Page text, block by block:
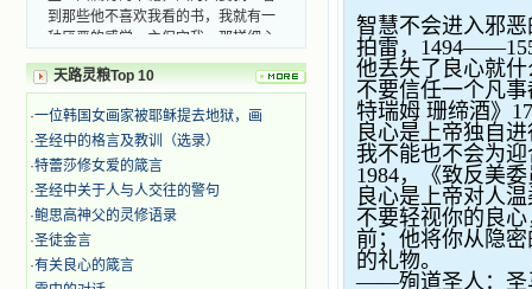
到那些他不喜欢我看的书，我就有一
种厌恶的感觉。主保守我，那样细心
地防护着我，从那以后我从未读过一
本不良的书籍。 善良的书使人向
善，这些圣人的作品，渐渐地印在了
我的脑子里。读这些圣书时，我思潮
汹涌起伏，欣喜不能自已。书中谈到
这些圣人们如何在与主的交往中得到
灵命的更新，德行的馨香如何上达天
庭。啊，在这世上曾住过那么多热心
的圣人，为了传播福音，他们告别亲
人，舍下了他们手中的一切，轻快地
踏上了异国他乡，到没有人知道真神
天路灵粮Top 10
·一位韩国女画家被耶稣提去地狱，画
·圣经中的格言及教训（选录）
·特蕾莎修女爱的箴言
·圣经中关于人与人交往的警句
·鲍思高神父的灵修语录
·圣徒金言
·有关良心的箴言
智慧不会进入邪
拍雷，
他丢失了良心就
不要信任一个凡
特瑞姆 珊缔酒》 17
良心是上帝独自
我不能也不会为
1984，《致反美
良心是上帝对人
不要轻视你的良
前；他将你从隐
的礼物。
——殉道圣人：